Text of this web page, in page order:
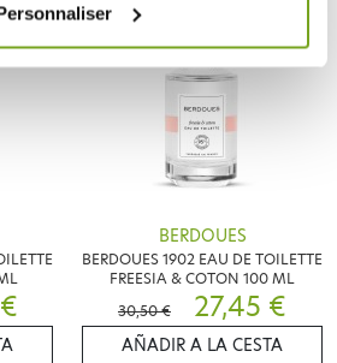
-10%
BERDOUES
BERDOUES 1902 EAU DE TOILETTE
FREESIA & COTON 100 ML
30,50 €
27,45 €
AÑADIR A LA CESTA